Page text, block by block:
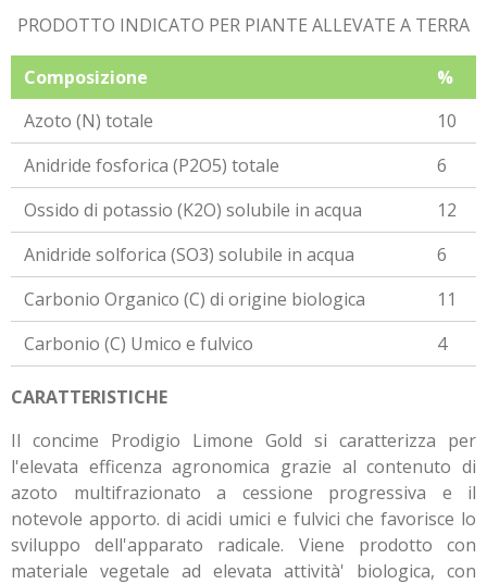
PRODOTTO INDICATO PER PIANTE ALLEVATE A TERRA
Composizione
%
Azoto (N) totale
10
Anidride fosforica (P2O5) totale
6
Ossido di potassio (K2O) solubile in acqua
12
Anidride solforica (SO3) solubile in acqua
6
Carbonio Organico (C) di origine biologica
11
Carbonio (C) Umico e fulvico
4
CARATTERISTICHE
Il concime Prodigio Limone Gold si caratterizza per
l'elevata efficenza agronomica grazie al contenuto di
azoto multifrazionato a cessione progressiva e il
notevole apporto. di acidi umici e fulvici che favorisce lo
sviluppo dell'apparato radicale. Viene prodotto con
materiale vegetale ad elevata attività' biologica, con